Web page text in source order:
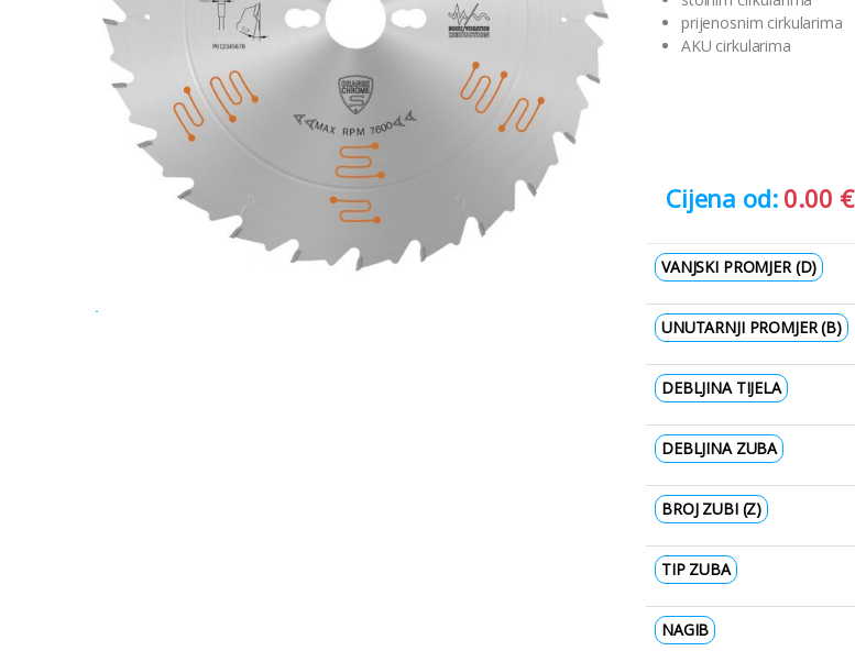
prijenosnim cirkularima
AKU cirkularima
0.00 €
VANJSKI PROMJER (D)
UNUTARNJI PROMJER (B)
DEBLJINA TIJELA
DEBLJINA ZUBA
BROJ ZUBI (Z)
TIP ZUBA
NAGIB